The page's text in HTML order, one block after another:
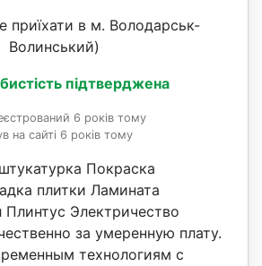
приїхати в м. Володарськ-
Волинський)
підтверджена
6 років тому
на сайті 6 років тому
Покраска
плитки Ламината
Электричество
за умеренную плату.
технологиям с